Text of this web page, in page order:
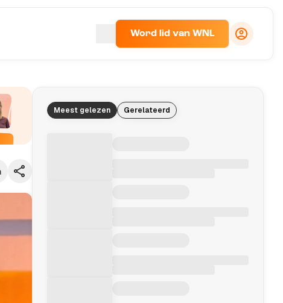
Word lid van WNL
Meest gelezen Gerelateerd